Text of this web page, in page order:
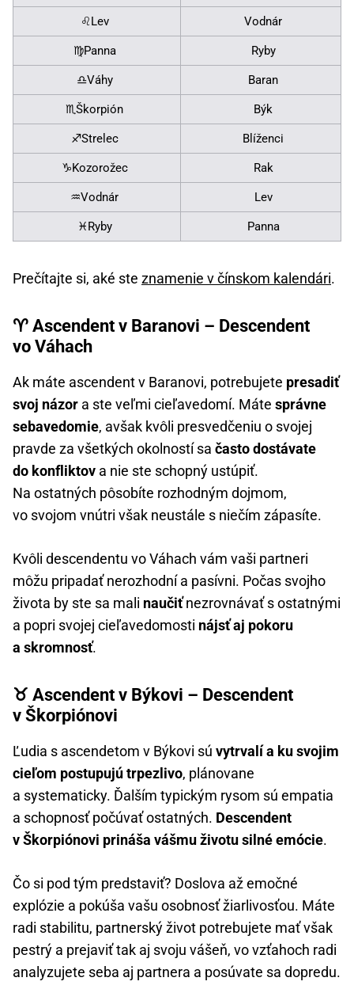
♌Lev Vodnár
♍Panna Ryby
♎Váhy Baran
♏Škorpión Býk
♐Strelec Blíženci
♑Kozorožec Rak
♒Vodnár Lev
♓Ryby Panna
Prečítajte si, aké ste znamenie v čínskom kalendári.
♈ Ascendent v Baranovi – Descendent
vo Váhach
Ak máte ascendent v Baranovi, potrebujete presadiť
svoj názor a ste veľmi cieľavedomí. Máte správne
sebavedomie, avšak kvôli presvedčeniu o svojej
pravde za všetkých okolností sa často dostávate
do konfliktov a nie ste schopný ustúpiť.
Na ostatných pôsobíte rozhodným dojmom,
vo svojom vnútri však neustále s niečím zápasíte.
Kvôli descendentu vo Váhach vám vaši partneri
môžu pripadať nerozhodní a pasívni. Počas svojho
života by ste sa mali naučiťnezrovnávať s ostatnými
a popri svojej cieľavedomosti nájsť aj pokoru
a skromnosť.
♉ Ascendent v Býkovi – Descendent
v Škorpiónovi
Ľudia s ascendetom v Býkovi sú vytrvalí a ku svojim
cieľom postupujú trpezlivo, plánovane
a systematicky. Ďalším typickým rysom sú empatia
a schopnosť počúvať ostatných. Descendent
v Škorpiónovi prináša vášmu životu silné emócie.
Čo si pod tým predstaviť? Doslova až emočné
explózie a pokúša vašu osobnosť žiarlivosťou. Máte
radi stabilitu, partnerský život potrebujete mať však
pestrý a prejaviť tak aj svoju vášeň, vo vzťahoch radi
analyzujete seba aj partnera a posúvate sa dopredu.